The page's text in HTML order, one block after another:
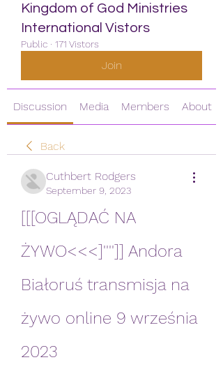
Kingdom of God Ministries
International Vistors
Public · 171 Vistors
Join
Discussion Media Members About
Back
Cuthbert Rodgers
September 9, 2023
[[[OGLĄDAĆ NA
ŻYWO<<<]'''']] Andora
Białoruś transmisja na
żywo online 9 września
2023